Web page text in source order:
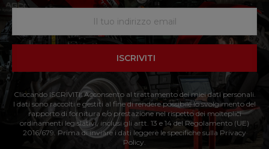
ISCRIVITI
Cliccando ISCRIVITI: Acconsento al trattamento dei miei dati personali.
I dati sono raccolti e gestiti al fine di rendere possibile lo svolgimento del
rapporto di fornitura e/o prestazione nel rispetto dei molteplici
ordinamenti legislativi, inclusi gli artt. 13 e 14 del Regolamento (UE)
2016/679. Prima di inviare i dati leggere le specifiche sulla Privacy
Policy.